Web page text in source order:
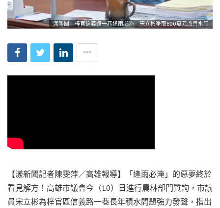
漾新聞｜梓官信義路一巷逢雨必淹 宋立彬爭取800萬元改善水患
【漾新聞記者陳雯萍／高雄報導】「逢雨必淹」的惡夢終於
看見解方！高雄市議會今（10）日進行農林部門質詢，市議
員宋立彬為梓官區信義路一巷長年積水問題強力發聲，指出